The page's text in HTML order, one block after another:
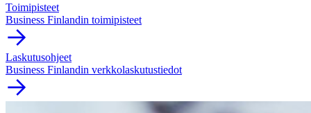
Toimipisteet
Business Finlandin toimipisteet
Laskutusohjeet
Business Finlandin verkkolaskutustiedot